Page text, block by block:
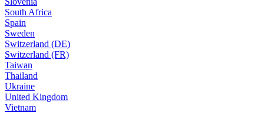
South Africa
Spain
Sweden
Switzerland (DE)
Switzerland (FR)
Taiwan
Thailand
Ukraine
United Kingdom
Vietnam